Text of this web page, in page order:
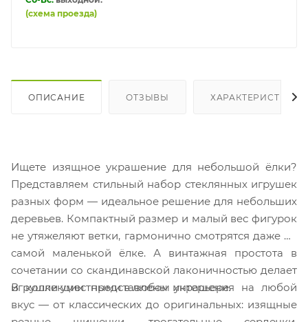
(схема проезда)
ОПИСАНИЕ ОТЗЫВЫ ХАРАКТЕРИСТИКИ
Ищете изящное украшение для небольшой ёлки?
Представляем стильный набор стеклянных игрушек
разных форм — идеальное решение для небольших
деревьев. Компактный размер и малый вес фигурок
не утяжеляют ветки, гармонично смотрятся даже на
самой маленькой ёлке. А винтажная простота в
сочетании со скандинавской лаконичностью делает
игрушки уместными в любом интерьере.
В коллекции представлены украшения на любой
вкус — от классических до оригинальных: изящные